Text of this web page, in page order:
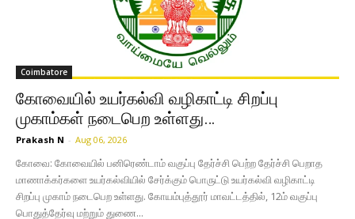
Coimbatore
கோவையில் உயர்கல்வி வழிகாட்டி சிறப்பு
முகாம்கள் நடைபெற உள்ளது…
Prakash N - Aug 06, 2026
கோவை: கோவையில் பனிரெண்டாம் வகுப்பு தேர்ச்சி பெற்ற தேர்ச்சி பெறாத
மாணாக்கர்களை உயர்கல்வியில் சேர்க்கும் பொருட்டு உயர்கல்வி வழிகாட்டி
சிறப்பு முகாம் நடைபெற உள்ளது. கோயம்புத்தூர் மாவட்டத்தில், 12ம் வகுப்பு
பொதுத்தேர்வு மற்றும் துணை...